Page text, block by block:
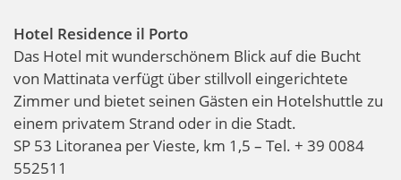
Hotel Residence il Porto
Das Hotel mit wunderschönem Blick auf die Bucht
von Mattinata verfügt über stillvoll eingerichtete
Zimmer und bietet seinen Gästen ein Hotelshuttle zu
einem privatem Strand oder in die Stadt.
SP 53 Litoranea per Vieste, km 1,5 – Tel. + 39 0084
552511